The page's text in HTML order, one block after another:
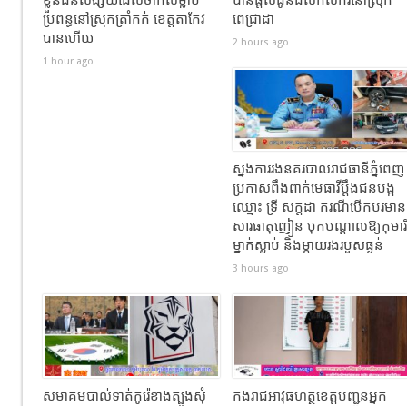
ប្រពន្ធនៅស្រុកត្រាំកក់ ខេត្តតាកែវ
បានហេីយ
1 hour ago
ពេជ្រាដា
2 hours ago
ស្នងការរងនគរបាលរាជធានីភ្នំពេញ
ប្រកាសពឹងពាក់មេធាវីប្តឹងជនបង្ក
ឈ្មោះ ទ្រី សក្ដដា ករណីបើកបរមាន
សារធាតុញៀន បុកបណ្តាលឱ្យកុមារី
ម្នាក់ស្លាប់ និងម្តាយរងរបួសធ្ងន់
3 hours ago
សមាគមបាល់ទាត់កូរ៉េខាងត្បូងសុំ
កងរាជឣាវុធហត្ថខេត្តបញ្ជូនអ្នក